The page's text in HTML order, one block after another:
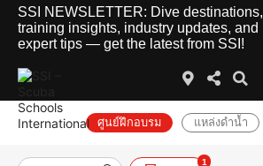
SSI NEWSLETTER: Dive destinations,
training insights, industry updates, and
expert tips — get the latest from SSI!
ศูนย์ฝึกอบรม แหล่งดำน้ำ
1